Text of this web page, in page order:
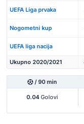
UEFA Liga prvaka
Nogometni kup
UEFA liga nacija
Ukupno 2020/2021
/ 90 min
0.04 Golovi